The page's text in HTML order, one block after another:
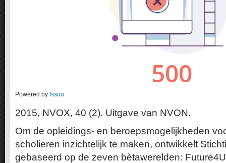
Powered by Issuu
2015, NVOX, 40 (2). Uitgave van NVON.
Om de opleidings- en beroepsmogelijkheden
scholieren inzichtelijk te maken, ontwikkelt
gebaseerd op de zeven bètawerelden: